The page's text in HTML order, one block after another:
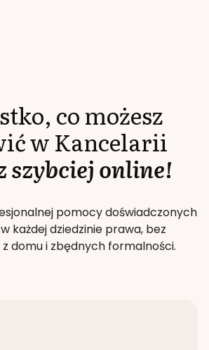
co możesz
w Kancelarii
szybciej online!
pomocy doświadczonych
każdej dziedzinie prawa, bez
domu i zbędnych formalności.